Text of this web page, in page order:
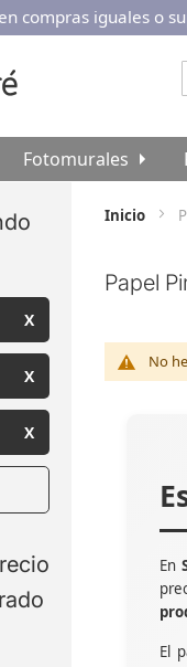
compras iguales o
Fotomurales
Inicio
Papel
No
En
El